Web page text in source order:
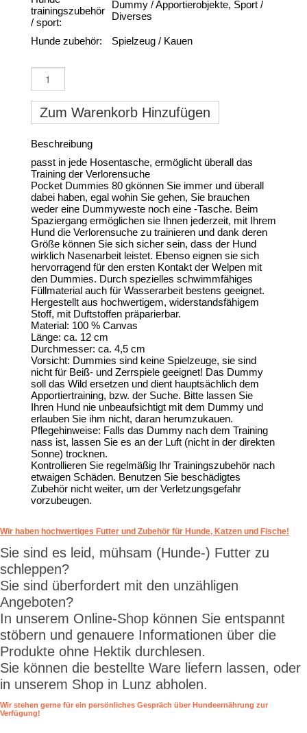
trainingszubehör
/ sport:
Dummy / Apportierobjekte, Sport /
Diverses
Hunde zubehör: Spielzeug / Kauen
Zum Warenkorb Hinzufügen
Beschreibung
passt in jede Hosentasche, ermöglicht überall das
Training der Verlorensuche
Pocket Dummies 80 gkönnen Sie immer und überall
dabei haben, egal wohin Sie gehen, Sie brauchen
weder eine Dummyweste noch eine -Tasche. Beim
Spaziergang ermöglichen sie Ihnen jederzeit, mit Ihrem
Hund die Verlorensuche zu trainieren und dank deren
Größe können Sie sich sicher sein, dass der Hund
wirklich Nasenarbeit leistet. Ebenso eignen sie sich
hervorragend für den ersten Kontakt der Welpen mit
den Dummies. Durch spezielles schwimmfähiges
Füllmaterial auch für Wasserarbeit bestens geeignet.
Hergestellt aus hochwertigem, widerstandsfähigem
Stoff, mit Duftstoffen präparierbar.
Material: 100 % Canvas
Länge: ca. 12 cm
Durchmesser: ca. 4,5 cm
Vorsicht: Dummies sind keine Spielzeuge, sie sind
nicht für Beiß- und Zerrspiele geeignet! Das Dummy
soll das Wild ersetzen und dient hauptsächlich dem
Apportiertraining, bzw. der Suche. Bitte lassen Sie
Ihren Hund nie unbeaufsichtigt mit dem Dummy und
erlauben Sie ihm nicht, daran herumzukauen.
Pflegehinweise: Falls das Dummy nach dem Training
nass ist, lassen Sie es an der Luft (nicht in der direkten
Sonne) trocknen.
Kontrollieren Sie regelmäßig Ihr Trainingszubehör nach
etwaigen Schäden. Benutzen Sie beschädigtes
Zubehör nicht weiter, um der Verletzungsgefahr
vorzubeugen.
Wir haben hochwertiges Futter und Zubehör für Hunde, Katzen und Fische!
Sie sind es leid, mühsam (Hunde-) Futter zu
schleppen?
Sie sind überfordert mit den unzähligen
Angeboten?
In unserem Online-Shop können Sie entspannt
stöbern und genauere Informationen über die
Produkte ohne Hektik durchlesen.
Sie können die bestellte Ware liefern lassen, oder
in unserem Shop in Lunz abholen.
Wir stehen gerne für ein persönliches Gespräch über Hundeernährung zur
Verfügung!